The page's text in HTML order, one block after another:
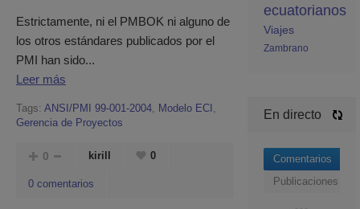
Estrictamente, ni el PMBOK ni alguno de
los otros estándares publicados por el
PMI han sido...
Leer más
Tags: ANSI/PMI 99-001-2004, Modelo ECI ,
Gerencia de Proyectos
0 kirill 0
0 comentarios
ecuatorianos
Viajes
Zambrano
En directo
Comentarios
Publicaciones